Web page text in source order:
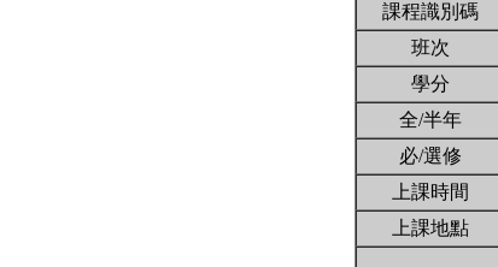
課程識別碼
班次
學分
全/半年
必/選修
上課時間
上課地點